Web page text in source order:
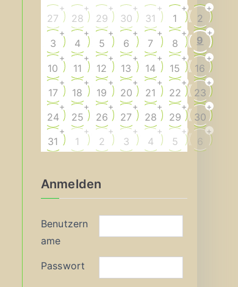
27
+
28
+
29
+
30
+
31
+
1
+
2
+
3
+
4
+
5
+
6
+
7
+
8
+
9
+
10
+
11
+
12
+
13
+
14
+
15
+
16
+
17
+
18
+
19
+
20
+
21
+
22
+
23
+
24
+
25
+
26
+
27
+
28
+
29
+
30
+
31
+
1
+
2
+
3
+
4
+
5
+
6
+
Anmelden
Benutzern
ame
Passwort